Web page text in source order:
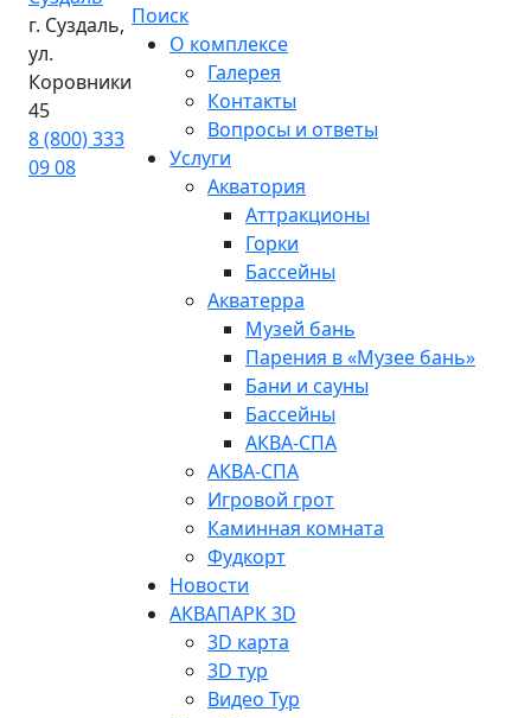
г. Суздаль,
ул.
Коровники
45
8 (800) 333
09 08
Поиск
О комплексе
Галерея
Контакты
Вопросы и ответы
Услуги
Акватория
Аттракционы
Горки
Бассейны
Акватерра
Музей бань
Парения в «Музее бань»
Бани и сауны
Бассейны
АКВА-СПА
АКВА-СПА
Игровой грот
Каминная комната
Фудкорт
Новости
АКВАПАРК 3D
3D карта
3D тур
Видео Тур